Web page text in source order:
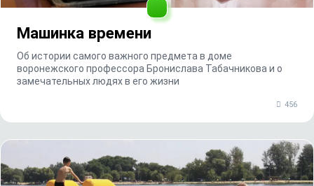
Машинка времени
Об истории самого важного предмета в доме
воронежского профессора Бронислава Табачникова и о
замечательных людях в его жизни
456